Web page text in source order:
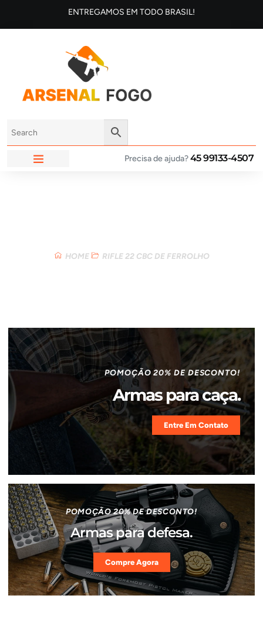
ENTREGAMOS EM TODO BRASIL!
Precisa de ajuda?45 99133-4507
HOME RIFLE 22 CBC DE FERROLHO
POMOÇÃO 20% DE DESCONTO!
Armas para caça.
Entre Em Contato
POMOÇÃO 20% DE DESCONTO!
Armas para defesa.
Compre Agora